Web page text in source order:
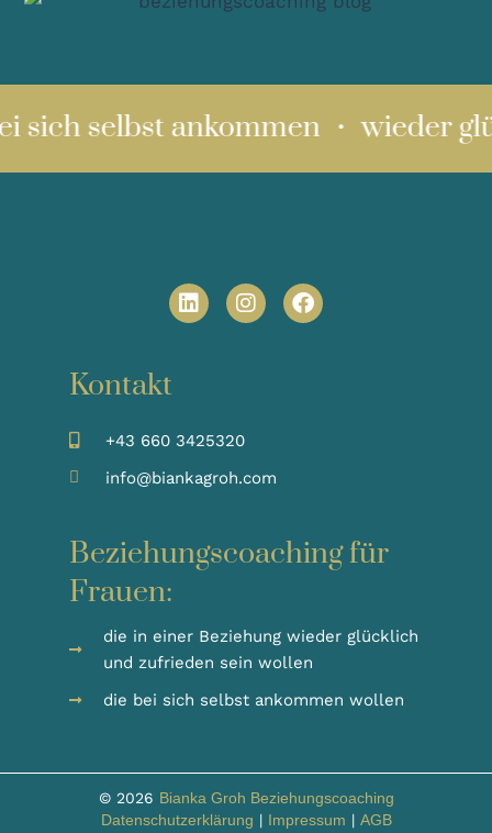
sich selbst ankommen ・ wieder
Kontakt
+43 660 3425320
info@biankagroh.com
Beziehungscoaching für
Frauen:
die in einer Beziehung wieder glücklich
und zufrieden sein wollen
die bei sich selbst ankommen wollen
© 2026 Bianka Groh Beziehungscoaching
Datenschutzerklärung | Impressum | AGB